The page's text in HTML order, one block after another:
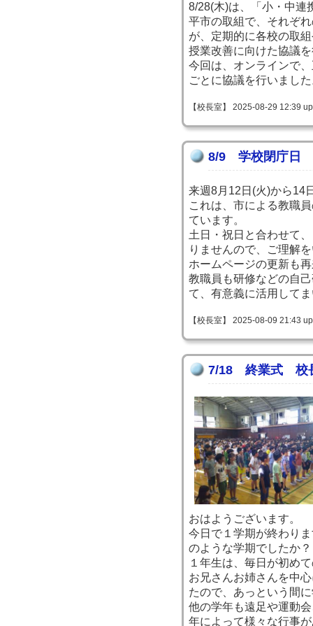
8/28(木)は、「小・中連
平市の取組で、それぞ
が、定期的に各校の取
授業改善に向けた協議
今回は、オンラインで
ごとに協議を行いまし
【校長室】 2025-08-29 12:39
8/9 学校閉庁日
来週8月12日(火)から14
これは、市による教職
ています。
土日・祝日と合わせて
りませんので、ご理解
ホームページの更新も
教職員も研修などの自
て、有意義に活用して
【校長室】 2025-08-09 21:43
7/18 終業式 校
おはようございます。
今日で１学期が終わり
のような学期でしたか？
１年生は、毎日が初め
お兄さんお姉さんを中
たので、あっという間
他の学年も遠足や運動
年によって様々な行事